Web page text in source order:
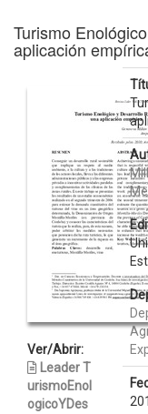
Turismo
aplicación
Ver/Abrir:
Leader T
urismoEnol
ogicoYDes